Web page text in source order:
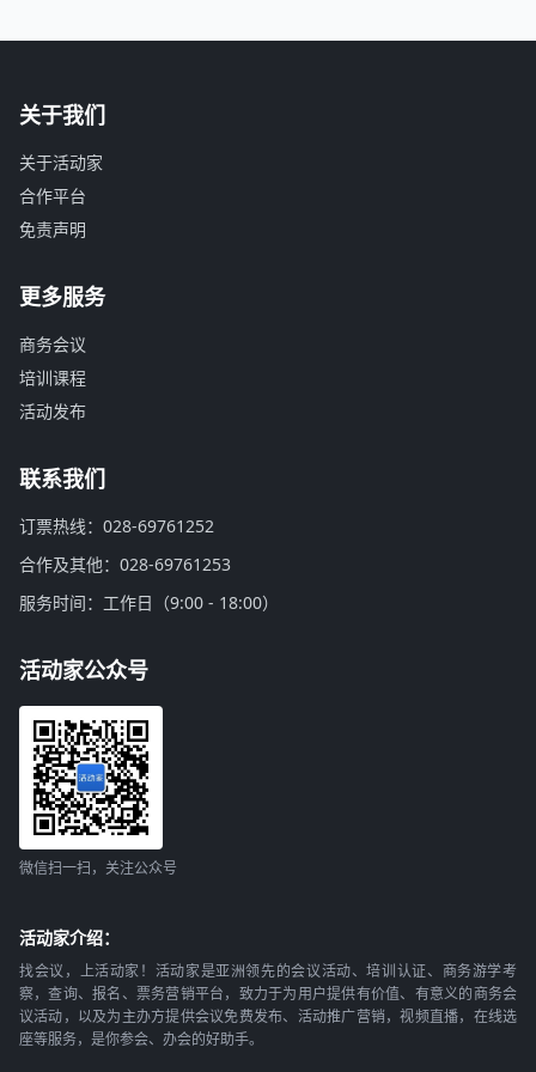
关于我们
关于活动家
合作平台
免责声明
更多服务
商务会议
培训课程
活动发布
联系我们
订票热线：028-69761252
合作及其他：028-69761253
服务时间：工作日（9:00 - 18:00）
活动家公众号
微信扫一扫，关注公众号
活动家介绍：
找会议，上活动家！活动家是亚洲领先的会议活动、培训认证、商务游学考
察，查询、报名、票务营销平台，致力于为用户提供有价值、有意义的商务会
议活动，以及为主办方提供会议免费发布、活动推广营销，视频直播，在线选
座等服务，是你参会、办会的好助手。